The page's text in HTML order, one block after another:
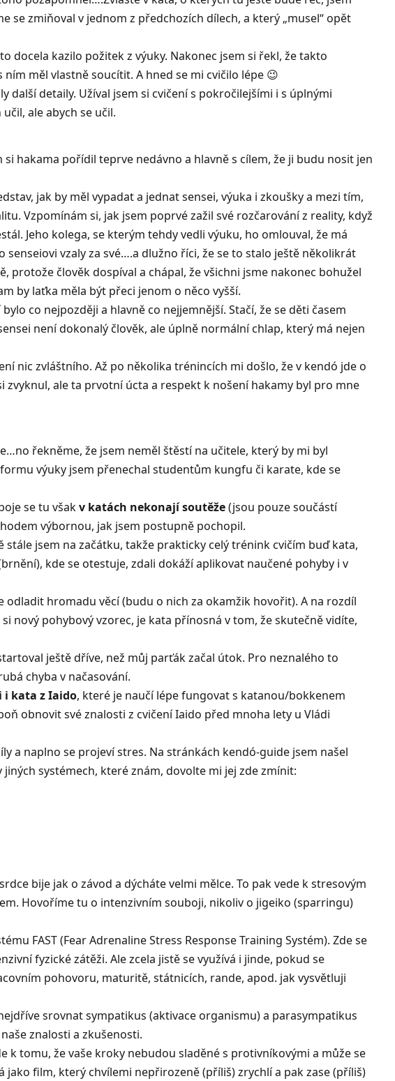
se zmiňoval v jednom z předchozích dílech, a který „musel“ opět
docela kazilo požitek z výuky. Nakonec jsem si řekl, že takto
měl vlastně soucítit. A hned se mi cvičilo lépe 😉
další detaily. Užíval jsem si cvičení s pokročilejšími i s úplnými
ale abych se učil.
hakama pořídil teprve nedávno a hlavně s cílem, že ji budu nosit jen
jak by měl vypadat a jednat sensei, výuka i zkoušky a mezi tím,
Vzpomínám si, jak jsem poprvé zažil své rozčarování z reality, když
Jeho kolega, se kterým tehdy vedli výuku, ho omlouval, že má
vzaly za své….a dlužno říci, že se to stalo ještě několikrát
člověk dospíval a chápal, že všichni jsme nakonec bohužel
by laťka měla být přeci jenom o něco vyšší.
co nejpozději a hlavně co nejjemnější. Stačí, že se děti časem
není dokonalý člověk, ale úplně normální chlap, který má nejen
nic zvláštního. Až po několika trénincích mi došlo, že v kendó jde o
ale ta prvotní úcta a respekt k nošení hakamy byl pro mne
řekněme, že jsem neměl štěstí na učitele, který by mi byl
výuky jsem přenechal studentům kungfu či karate, kde se
se tu všakv katách nekonají soutěže(jsou pouze součástí
výbornou, jak jsem postupně pochopil.
jsem na začátku, takže prakticky celý trénink cvičím buď kata,
kde se otestuje, zdali dokáží aplikovat naučené pohyby i v
odladit hromadu věcí (budu o nich za okamžik hovořit). A na rozdíl
nový pohybový vzorec, je kata přínosná v tom, že skutečně vidíte,
ještě dříve, než můj parťák začal útok. Pro neznalého to
chyba v načasování.
kata z Iaido, které je naučí lépe fungovat s katanou/bokkenem
obnovit své znalosti z cvičení Iaido před mnoha lety u Vládi
a naplno se projeví stres. Na stránkách kendó-guide jsem našel
systémech, které znám, dovolte mi jej zde zmínit:
bije jak o závod a dýcháte velmi mělce. To pak vede k stresovým
Hovoříme tu o intenzivním souboji, nikoliv o jigeiko (sparringu)
FAST(Fear Adrenaline Stress Response Training Systém). Zde se
fyzické zátěži. Ale zcela jistě se využívá i jinde, pokud se
pohovoru, maturitě, státnicích, rande, apod. jak vysvětluji
srovnatsympatikus (aktivace organismu) a parasympatikus
znalosti a zkušenosti.
k tomu, že vaše kroky nebudou sladěné s protivníkovými a může se
film, který chvílemi nepřirozeně (příliš) zrychlí a pak zase (příliš)